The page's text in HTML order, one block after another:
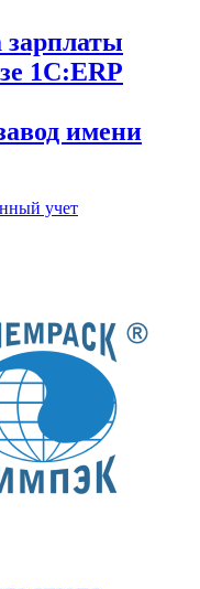
зарплаты
1С:ERP
имени
учет